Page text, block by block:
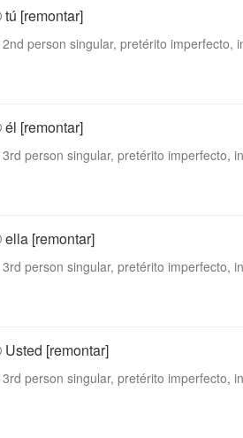
tú [remontar]
2nd person singular, pretérito imperfecto,
él [remontar]
3rd person singular, pretérito imperfecto,
ella [remontar]
3rd person singular, pretérito imperfecto,
Usted [remontar]
3rd person singular, pretérito imperfecto,